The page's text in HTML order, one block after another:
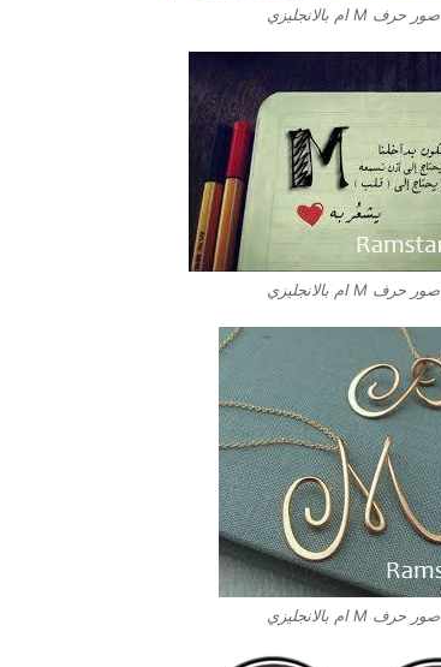
صور حرف M ام بالانجليزي
صور حرف M ام بالانجليزي
صور حرف M ام بالانجليزي